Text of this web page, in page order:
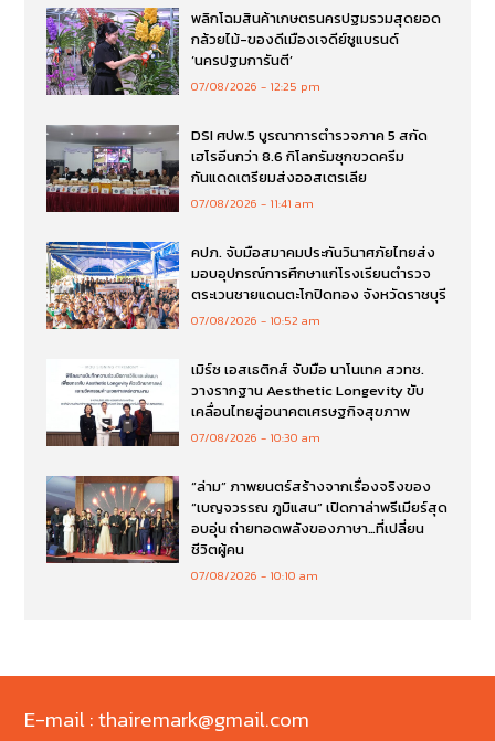
พลิกโฉมสินค้าเกษตรนครปฐมรวมสุดยอด
กล้วยไม้-ของดีเมืองเจดีย์ชูแบรนด์
‘นครปฐมการันตี’
07/08/2026 12:25 pm
DSI ศปพ.5 บูรณาการตำรวจภาค 5 สกัด
เฮโรอีนกว่า 8.6 กิโลกรัมซุกขวดครีม
กันแดดเตรียมส่งออสเตรเลีย
07/08/2026 11:41 am
คปภ. จับมือสมาคมประกันวินาศภัยไทยส่ง
มอบอุปกรณ์การศึกษาแก่โรงเรียนตำรวจ
ตระเวนชายแดนตะโกปิดทอง จังหวัดราชบุรี
07/08/2026 10:52 am
เมิร์ซ เอสเธติกส์ จับมือ นาโนเทค สวทช.
วางรากฐาน Aesthetic Longevity ขับ
เคลื่อนไทยสู่อนาคตเศรษฐกิจสุขภาพ
07/08/2026 10:30 am
“ล่าม” ภาพยนตร์สร้างจากเรื่องจริงของ
“เบญจวรรณ ภูมิแสน” เปิดกาล่าพรีเมียร์สุด
อบอุ่น ถ่ายทอดพลังของภาษา…ที่เปลี่ยน
ชีวิตผู้คน
07/08/2026 10:10 am
E-mail : thairemark@gmail.com